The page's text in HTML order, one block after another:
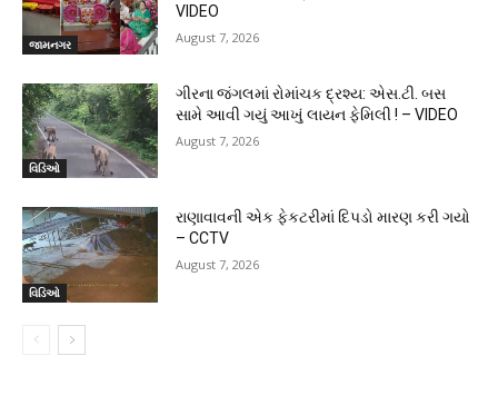
જામનગર
VIDEO
August 7, 2026
વિડિઓ
ગીરના જંગલમાં રોમાંચક દ્રશ્ય: એસ.ટી. બસ
સામે આવી ગયું આખું લાયન ફેમિલી ! – VIDEO
August 7, 2026
વિડિઓ
રાણાવાવની એક ફેકટરીમાં દિપડો મારણ કરી ગયો
– CCTV
August 7, 2026